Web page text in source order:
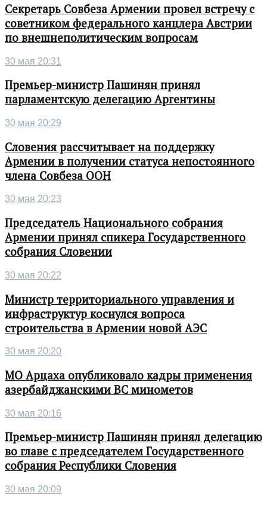
Секретарь Совбеза Армении провел встречу с
советником федерального канцлера Австрии
по внешнеполитическим вопросам
30 мая 20:31
Премьер-министр Пашинян принял
парламентскую делегацию Аргентины
30 мая 20:29
Словения рассчитывает на поддержку
Армении в получении статуса непостоянного
члена Совбеза ООН
30 мая 20:23
Председатель Национального собрания
Армении принял спикера Государственного
собрания Словении
30 мая 20:22
Министр территориального управления и
инфраструктур коснулся вопроса
строительства в Армении новой АЭС
30 мая 20:20
МО Арцаха опубликовало кадры применения
азербайджанскими ВС минометов
30 мая 20:16
Премьер-министр Пашинян принял делегацию
во главе с председателем Государственного
собрания Республики Словения
30 мая 20:09